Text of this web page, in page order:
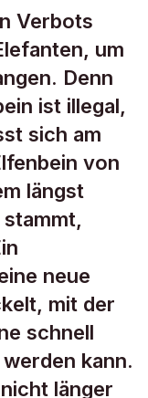
Verbots
um
Denn
ist illegal,
sich am
von
längst
neue
mit der
schnell
kann.
länger